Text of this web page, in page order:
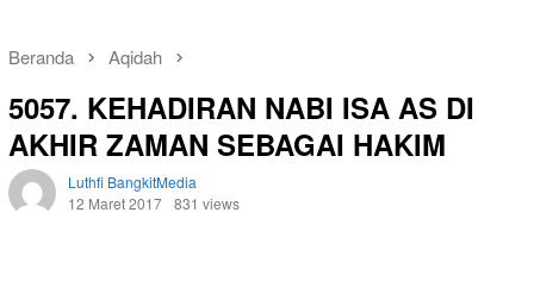
Beranda Aqidah
5057. KEHADIRAN NABI ISA AS DI
AKHIR ZAMAN SEBAGAI HAKIM
Luthfi BangkitMedia
12 Maret 2017 831 views